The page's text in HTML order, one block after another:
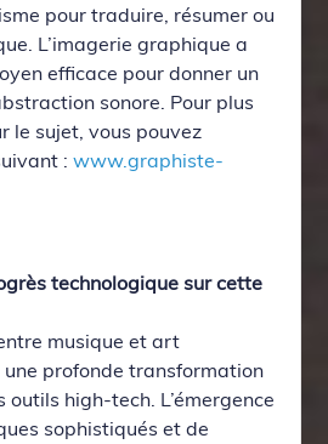
pour traduire, résumer ou
L’imagerie graphique a
efficace pour donner un
sonore. Pour plus
le sujet, vous pouvez
:www.graphiste-
technologique sur cette
musique et art
profonde transformation
outils high-tech. L’émergence
sophistiqués et de